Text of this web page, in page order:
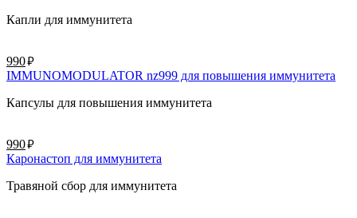
Капли для иммунитета
990руб.
IMMUNOMODULATOR nz999 для повышения иммунитета
Капсулы для повышения иммунитета
990руб.
Каронастоп для иммунитета
Травяной сбор для иммунитета